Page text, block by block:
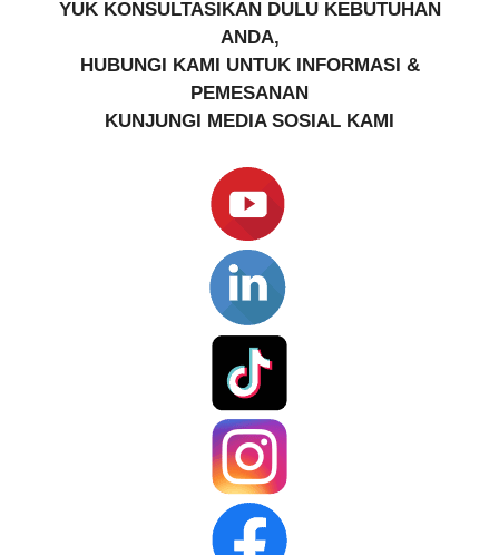
YUK KONSULTASIKAN DULU KEBUTUHAN
ANDA,
HUBUNGI KAMI UNTUK INFORMASI &
PEMESANAN
KUNJUNGI MEDIA SOSIAL KAMI